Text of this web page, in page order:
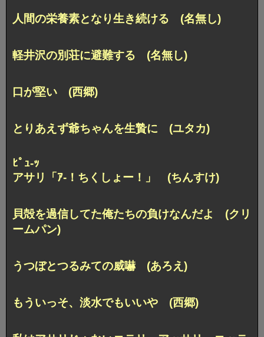
人間の栄養素となり生き続ける (名無し)
軽井沢の別荘に避難する (名無し)
口が堅い (西郷)
とりあえず爺ちゃんを生贄に (ユタカ)
ﾋﾟｭ-ｯ
アサリ「ｱ-！ちくしょー！」 (ちんすけ)
貝殻を過信してた俺たちの負けなんだよ (クリ
ームパン)
うつぼとつるみての威嚇 (あろえ)
もういっそ、淡水でもいいや (西郷)